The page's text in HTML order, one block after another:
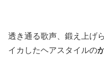
透き通る歌声、鍛え上げ
イカしたヘアスタイルの